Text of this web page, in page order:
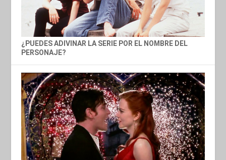
¿PUEDES ADIVINAR LA SERIE POR EL NOMBRE DEL
PERSONAJE?